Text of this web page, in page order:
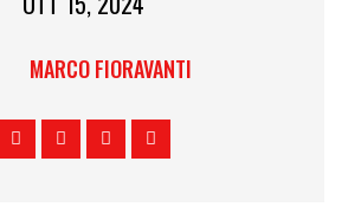
MARCO FIORAVANTI